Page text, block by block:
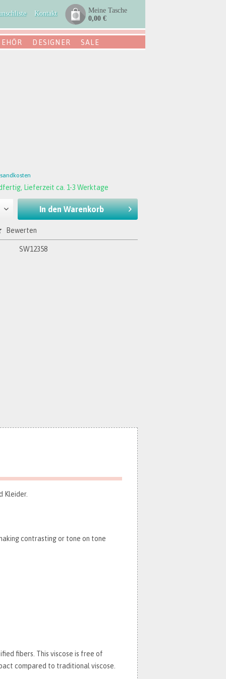
Kontakt
Meine Tasche
0,00 €
DESIGNER SALE
Lieferzeit ca. 1-3 Werktage
In den Warenkorb
Bewerten
SW12358
Kleider.
contrasting or tone on tone
fibers. This viscose is free of
compared to traditional viscose.